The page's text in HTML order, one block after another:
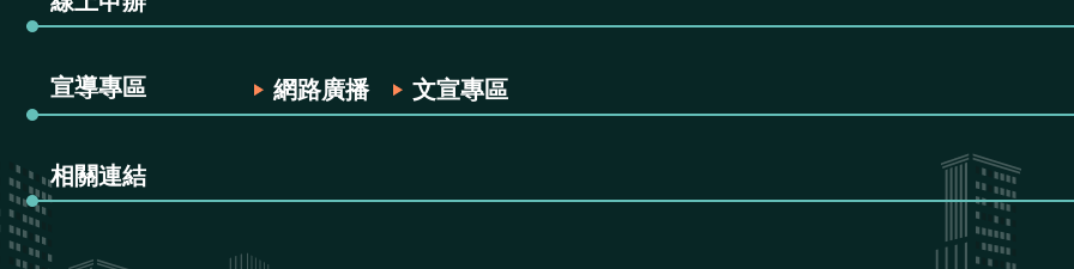
宣導專區 網路廣播 文宣專區
相關連結